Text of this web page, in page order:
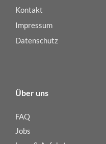
Kontakt
Impressum
Datenschutz
Über uns
FAQ
Jobs